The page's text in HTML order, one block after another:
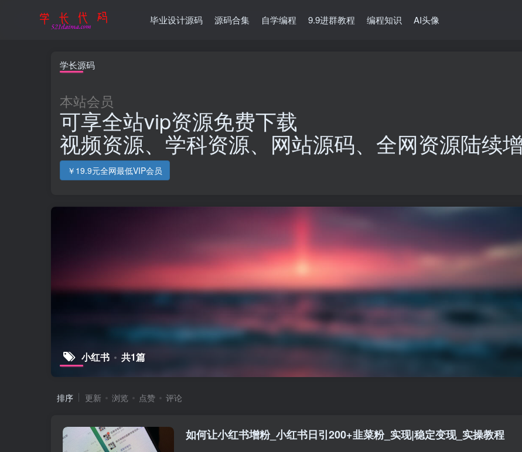
毕业设计源码 源码合集 自学编程 9.9进群教程 编程知识 AI头像
学长源码
本站会员
可享全站vip资源免费下载
视频资源、学科资源、网站源码、全网资源陆续
￥19.9元全网最低VIP会员
小红书 共1篇
排序 更新 浏览 点赞 评论
如何让小红书增粉_小红书日引200+韭菜粉_实现|稳定变现_实操教程